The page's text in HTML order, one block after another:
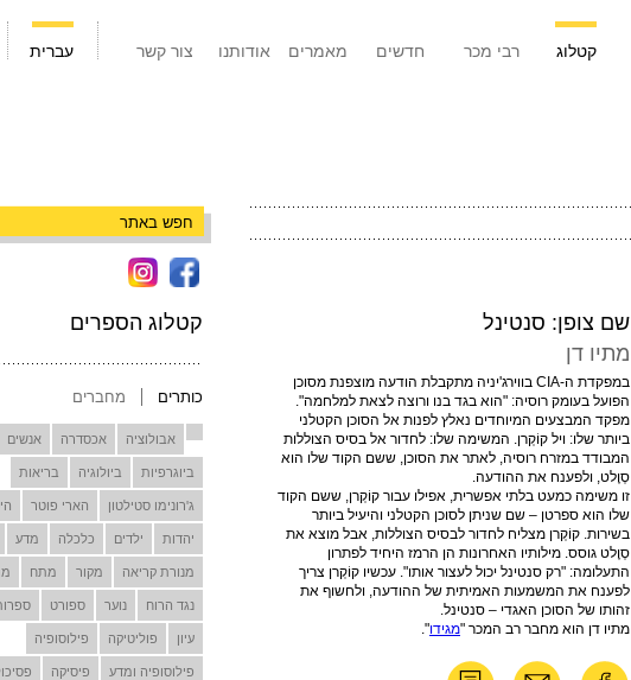
עברית צור קשר אודותנו מאמרים חדשים רבי מכר קטלוג
קטלוג הספרים
כותרים מחברים
אבולוציה אכסדרה אנשים
ביוגרפיות ביולוגיה בריאות
ג'רונימו סטילטון הארי פוטר
יהדות ילדים כלכלה מדע
מנורת קריאה מקור מתח
נגד הרוח נוער ספורט
עיון פוליטיקה פילוסופיה
פילוסופיה ומדע פיסיקה
שם צופן: סנטינל
מתיו דן
במפקדת ה-CIA בווירג'יניה מתקבלת הודעה מוצפנת מסוכן
הפועל בעומק רוסיה: "הוא בגד בנו ורוצה לצאת למלחמה".
מפקד המבצעים המיוחדים נאלץ לפנות אל הסוכן הקטלני
ביותר שלו: ויל קוֹקְרן. המשימה שלו: לחדור אל בסיס הצוללות
המבודד במזרח רוסיה, לאתר את הסוכן, ששם הקוד שלו הוא
סְוֶלט, ולפענח את ההודעה.
זו משימה כמעט בלתי אפשרית, אפילו עבור קוֹקְרן, ששם הקוד
שלו הוא ספרטן – שם שניתן לסוכן הקטלני והיעיל ביותר
בשירות. קוֹקְרן מצליח לחדור לבסיס הצוללות, אבל מוצא את
סְוֶלט גוסס. מילותיו האחרונות הן הרמז היחיד לפתרון
התעלומה: "רק סנטינל יכול לעצור אותו". עכשיו קוֹקְרן צריך
לפענח את המשמעות האמיתית של ההודעה, ולחשוף את
זהותו של הסוכן האגדי – סנטינל.
מתיו דן הוא מחבר רב המכר "מגידו".